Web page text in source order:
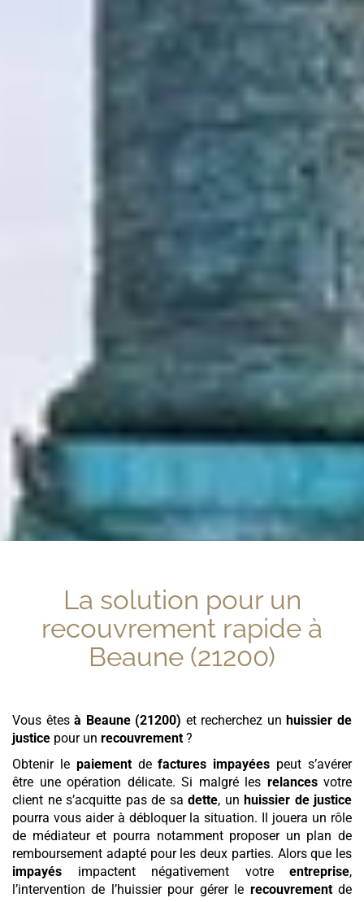
La solution pour un
recouvrement rapide à
Beaune (21200)
Vous êtesà Beaune (21200) et recherchez unhuissier de
justice pour un recouvrement ?
Obtenir le paiementdefactures impayées peut s’avérer
être une opération délicate. Si malgré les relancesvotre
client ne s’acquitte pas de sa dette, un huissier de justice
pourra vous aider à débloquer la situation. Il jouera un rôle
de médiateur et pourra notamment proposer un plan de
remboursement adapté pour les deux parties. Alors que les
impayés impactent négativement votre entreprise,
l’intervention de l’huissier pour gérer le recouvrementde